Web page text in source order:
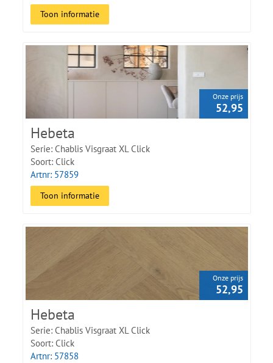
Toon informatie
Onze prijs
52,95
Hebeta
Serie: Chablis Visgraat XL Click
Soort: Click
Artnr: 57859
Toon informatie
Onze prijs
52,95
Hebeta
Serie: Chablis Visgraat XL Click
Soort: Click
Artnr: 57858